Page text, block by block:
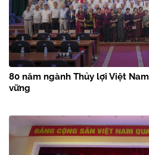
80 năm ngành Thủy lợi Việt
vững